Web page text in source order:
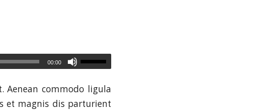
00:00
Aenean commodo ligula
et magnis dis parturient